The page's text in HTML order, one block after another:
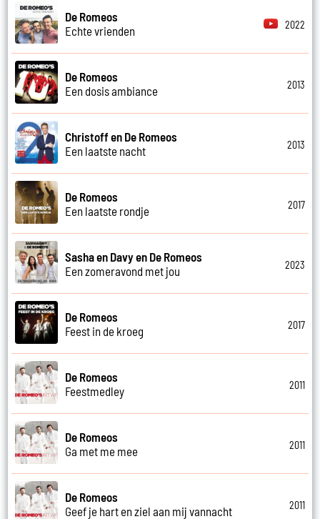
De Romeos
Echte vrienden
2022
De Romeos
Een dosis ambiance
2013
Christoff en De Romeos
Een laatste nacht
2013
De Romeos
Een laatste rondje
2017
Sasha en Davy en De Romeos
Een zomeravond met jou
2023
De Romeos
Feest in de kroeg
2017
De Romeos
Feestmedley
2011
De Romeos
Ga met me mee
2011
De Romeos
Geef je hart en ziel aan mij vannacht
2011